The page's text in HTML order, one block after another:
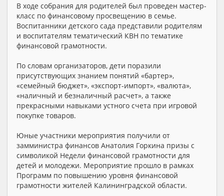
В ходе собрания для родителей был проведен мастер-
класс по финансовому просвещению в семье.
Воспитанники детского сада представили родителям
и воспитателям тематический КВН по тематике
финансовой грамотности.
По словам организаторов, дети поразили
присутствующих знанием понятий «бартер»,
«семейный бюджет», «экспорт-импорт», «валюта»,
«наличный и безналичный расчет», а также
прекрасными навыками устного счета при игровой
покупке товаров.
Юные участники мероприятия получили от
замминистра финансов Анатолия Горкина призы с
символикой Недели финансовой грамотности для
детей и молодежи. Мероприятие прошло в рамках
Программ по повышению уровня финансовой
грамотности жителей Калининградской области.